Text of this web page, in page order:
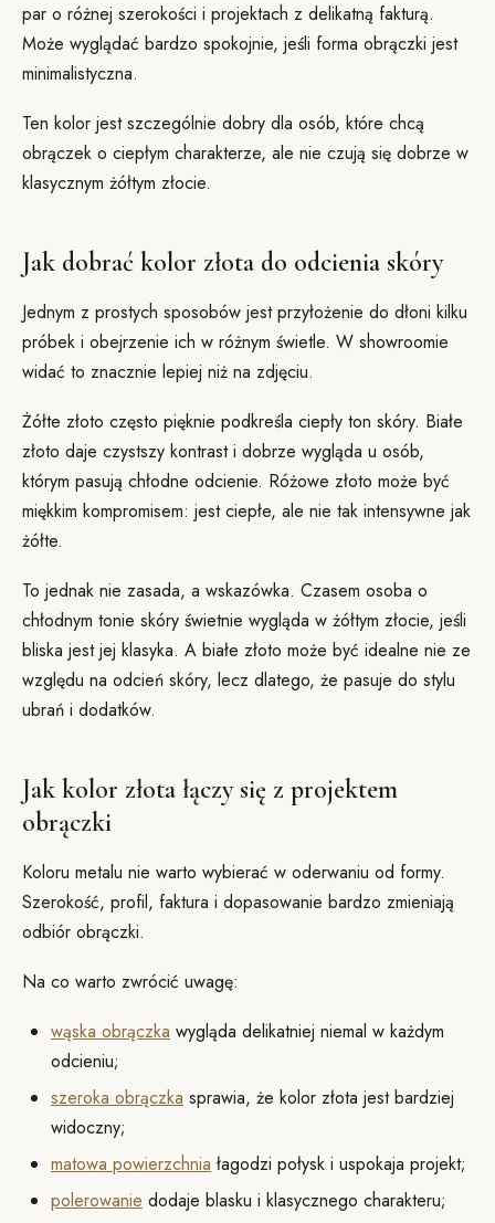
par o różnej szerokości i projektach z delikatną fakturą.
Może wyglądać bardzo spokojnie, jeśli forma obrączki jest
minimalistyczna.
Ten kolor jest szczególnie dobry dla osób, które chcą
obrączek o ciepłym charakterze, ale nie czują się dobrze w
klasycznym żółtym złocie.
Jak dobrać kolor złota do odcienia skóry
Jednym z prostych sposobów jest przyłożenie do dłoni kilku
próbek i obejrzenie ich w różnym świetle. W showroomie
widać to znacznie lepiej niż na zdjęciu.
Żółte złoto często pięknie podkreśla ciepły ton skóry. Białe
złoto daje czystszy kontrast i dobrze wygląda u osób,
którym pasują chłodne odcienie. Różowe złoto może być
miękkim kompromisem: jest ciepłe, ale nie tak intensywne jak
żółte.
To jednak nie zasada, a wskazówka. Czasem osoba o
chłodnym tonie skóry świetnie wygląda w żółtym złocie, jeśli
bliska jest jej klasyka. A białe złoto może być idealne nie ze
względu na odcień skóry, lecz dlatego, że pasuje do stylu
ubrań i dodatków.
Jak kolor złota łączy się z projektem
obrączki
Koloru metalu nie warto wybierać w oderwaniu od formy.
Szerokość, profil, faktura i dopasowanie bardzo zmieniają
odbiór obrączki.
Na co warto zwrócić uwagę:
wąska obrączka wygląda delikatniej niemal w każdym
odcieniu;
szeroka obrączka sprawia, że kolor złota jest bardziej
widoczny;
matowa powierzchnia łagodzi połysk i uspokaja projekt;
polerowanie dodaje blasku i klasycznego charakteru;